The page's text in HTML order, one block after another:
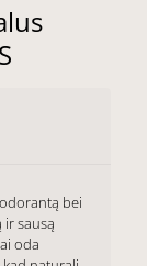
multiple
variants.
The
product
page
bei
ir sausą
oda